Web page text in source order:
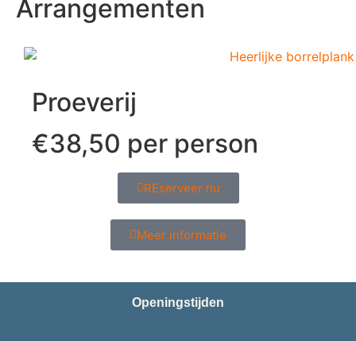
Arrangementen
Proeverij
€38,50 per person
REserveer nu
Meer informatie
Openingstijden